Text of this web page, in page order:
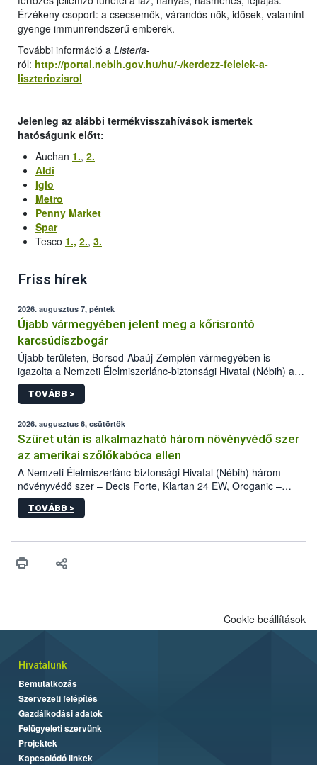
Érzékeny csoport: a csecsemők, várandós nők, idősek, valamint
gyenge immunrendszerű emberek.
További információ a Listeria-
ról: http://portal.nebih.gov.hu/hu/-/kerdezz-felelek-a-
liszteriozisrol
Jelenleg az alábbi termékvisszahívások ismertek
hatóságunk előtt:
Auchan 1., 2.
Aldi
Iglo
Metro
Penny Market
Spar
Tesco 1., 2., 3.
Friss hírek
2026. augusztus 7, péntek
Újabb vármegyében jelent meg a kőrisrontó
karcsúdíszbogár
Újabb területen, Borsod-Abaúj-Zemplén vármegyében is
igazolta a Nemzeti Élelmiszerlánc-biztonsági Hivatal (Nébih) a
kőrisrontó karcsúdíszbogár (Agrilus planipennis) jelenlétét. A
kártevőt nem csak színcsapdában találták meg, de már fertőzött
az intenzív felderítést, emellett az intézkedéseket a szlovák
hatósággal is összehangolják a terjedés megállítása érdekében.
TOVÁBB >
2026. augusztus 6, csütörtök
Szüret után is alkalmazható három növényvédő szer
az amerikai szőlőkabóca ellen
A Nemzeti Élelmiszerlánc-biztonsági Hivatal (Nébih) három
növényvédő szer – Decis Forte, Klartan 24 EW, Oroganic –
engedélyokiratát módosította, így azok a szüretet követően,
egészen a vesszőérettség (BBCH 91) stádiumáig
érésű szőlőkben is legyen lehetőség a károsító elleni további
felhasználók számára is elérhető és ökológiai termesztésben is
TOVÁBB >
Cookie beállítások
Hivatalunk
Bemutatkozás
Szervezeti felépítés
Gazdálkodási adatok
Felügyeleti szervünk
Projektek
Kapcsolódó linkek